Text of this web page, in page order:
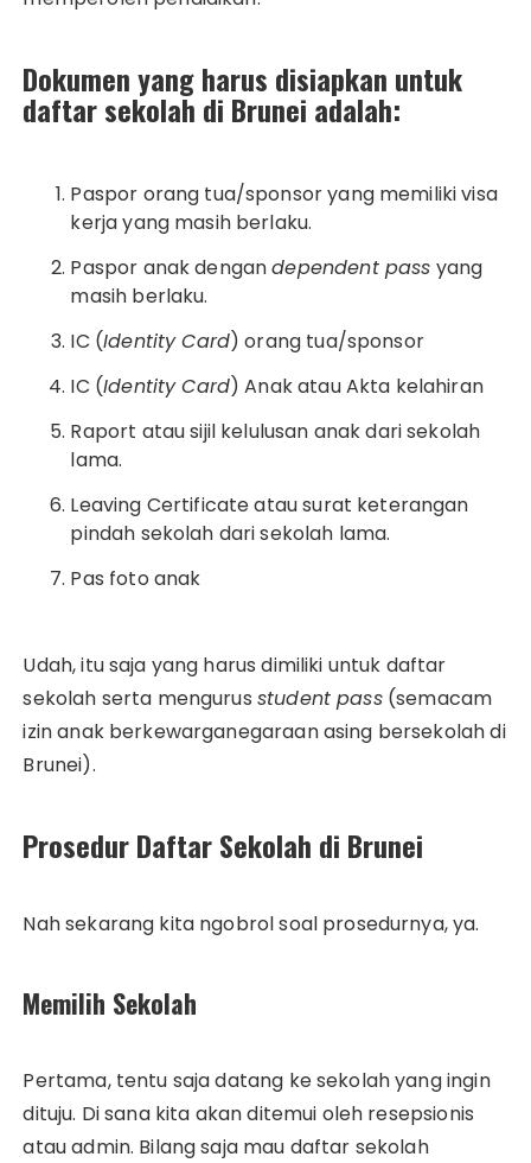
Dokumen yang harus disiapkan untuk
daftar sekolah di Brunei adalah:
Paspor orang tua/sponsor yang memiliki visa
kerja yang masih berlaku.
Paspor anak dengandependent pass yang
masih berlaku.
IC (Identity Card) orang tua/sponsor
IC (Identity Card) Anak atau Akta kelahiran
Raport atau sijil kelulusan anak dari sekolah
lama.
Leaving Certificate atau surat keterangan
pindah sekolah dari sekolah lama.
Pas foto anak
Udah, itu saja yang harus dimiliki untuk daftar
sekolah serta mengurus student pass(semacam
izin anak berkewarganegaraan asing bersekolah di
Brunei).
Prosedur Daftar Sekolah di Brunei
Nah sekarang kita ngobrol soal prosedurnya, ya.
Memilih Sekolah
Pertama, tentu saja datang ke sekolah yang ingin
dituju. Di sana kita akan ditemui oleh resepsionis
atau admin. Bilang saja mau daftar sekolah